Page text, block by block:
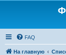
FAQ
На главную